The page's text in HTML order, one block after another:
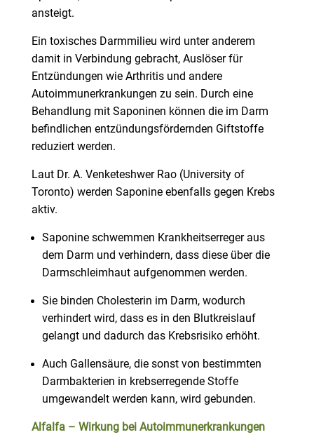
ansteigt.
Ein toxisches Darmmilieu wird unter anderem
damit in Verbindung gebracht, Auslöser für
Entzündungen wie Arthritis und andere
Autoimmunerkrankungen zu sein. Durch eine
Behandlung mit Saponinen können die im Darm
befindlichen entzündungsfördernden Giftstoffe
reduziert werden.
Laut Dr. A. Venketeshwer Rao (University of
Toronto) werden Saponine ebenfalls gegen Krebs
aktiv.
Saponine schwemmen Krankheitserreger aus
dem Darm und verhindern, dass diese über die
Darmschleimhaut aufgenommen werden.
Sie binden Cholesterin im Darm, wodurch
verhindert wird, dass es in den Blutkreislauf
gelangt und dadurch das Krebsrisiko erhöht.
Auch Gallensäure, die sonst von bestimmten
Darmbakterien in krebserregende Stoffe
umgewandelt werden kann, wird gebunden.
Alfalfa – Wirkung bei Autoimmunerkrankungen